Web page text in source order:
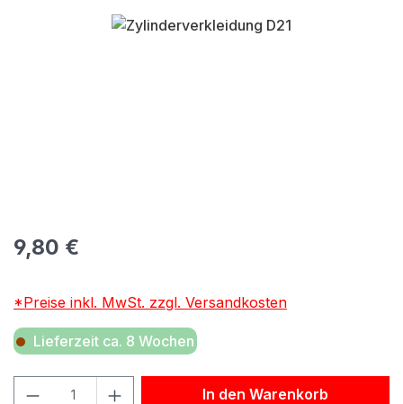
Bildergalerie überspringen
Regulärer Preis:
9,80 €
*Preise inkl. MwSt. zzgl. Versandkosten
Lieferzeit ca. 8 Wochen
Produkt Anzahl: Gib den gewünschten Wert ein oder
In den Warenkorb